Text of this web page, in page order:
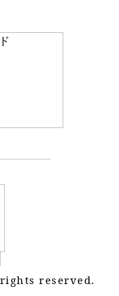
reserved.